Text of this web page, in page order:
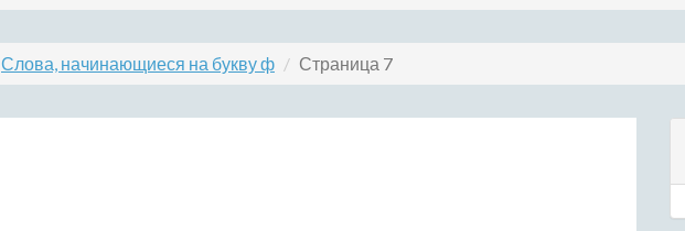
Слова, начинающиеся на букву ф Страница 7